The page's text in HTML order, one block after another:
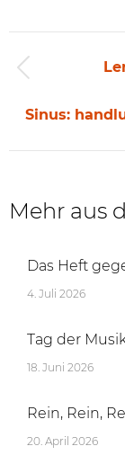
Sinus:
Mehr aus
Das Heft
4. Juli 2026
Tag der
18. Juni 2026
Rein, Rein,
20. April 2026